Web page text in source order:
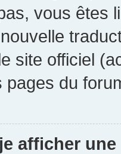
vous êtes
site officiel
pages du
afficher